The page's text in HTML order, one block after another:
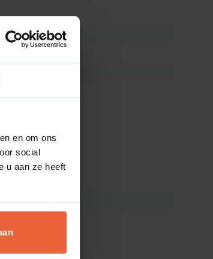
en om ons
social
u aan ze heeft